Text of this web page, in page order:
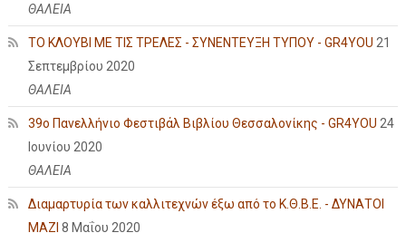
ΘΑΛΕΙΑ
ΤΟ ΚΛΟΥΒΙ ΜΕ ΤΙΣ ΤΡΕΛΕΣ - ΣΥΝΕΝΤΕΥΞΗ ΤΥΠΟΥ - GR4YOU 21
Σεπτεμβρίου 2020
ΘΑΛΕΙΑ
39ο Πανελλήνιο Φεστιβάλ Βιβλίου Θεσσαλονίκης - GR4YOU 24
Ιουνίου 2020
ΘΑΛΕΙΑ
Διαμαρτυρία των καλλιτεχνών έξω από το Κ.Θ.Β.Ε. - ΔΥΝΑΤΟΙ
ΜΑΖΙ 8 Μαΐου 2020